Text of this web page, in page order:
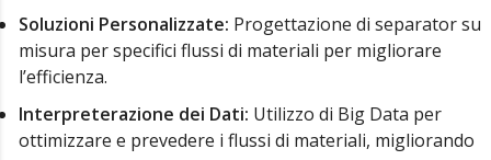
Soluzioni Personalizzate: Progettazione di separator su
misura per specifici flussi di materiali per migliorare
l’efficienza.
Interpreterazione dei Dati: Utilizzo di Big Data per
ottimizzare e prevedere i flussi di materiali, migliorando